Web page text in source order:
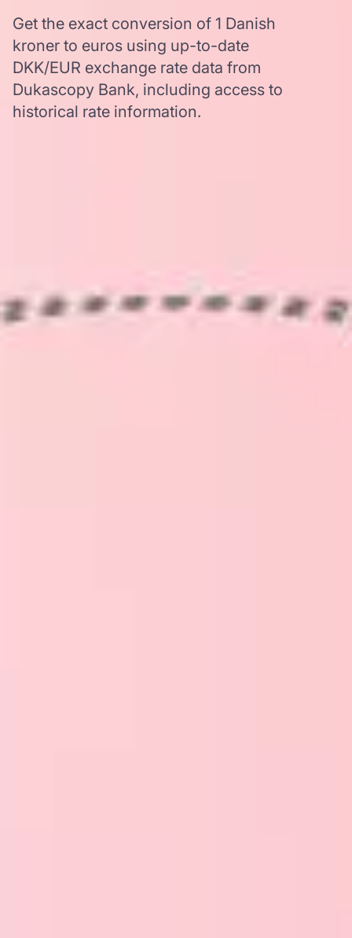
Get the exact conversion of 1 Danish
kroner to euros using up-to-date
DKK/EUR exchange rate data from
Dukascopy Bank, including access to
historical rate information.